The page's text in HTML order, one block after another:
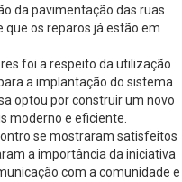
da pavimentação das ruas
que os reparos já estão em
foi a respeito da utilização
a implantação do sistema
optou por construir um novo
moderno e eficiente.
se mostraram satisfeitos
a importância da iniciativa
com a comunidade e